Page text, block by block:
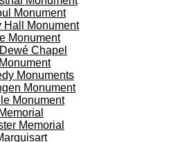
Monument
Hall Monument
Monument
Chapel
Monuments
Monument
Monument
Memorial